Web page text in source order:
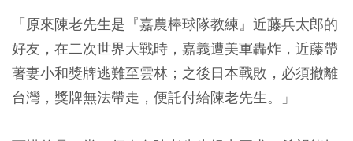
「原來陳老先生是『嘉農棒球隊教練』近藤兵太郎的
好友，在二次世界大戰時，嘉義遭美軍轟炸，近藤帶
著妻小和獎牌逃難至雲林；之後日本戰敗，必須撤離
台灣，獎牌無法帶走，便託付給陳老先生。」